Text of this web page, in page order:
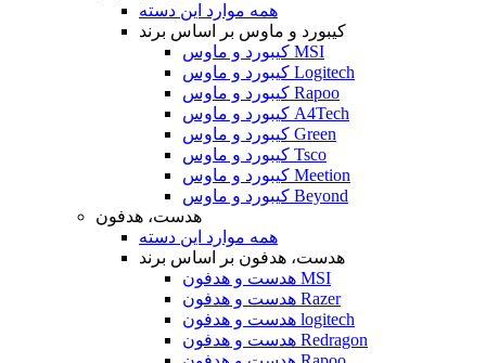
همه موارد این دسته
کیبورد و ماوس بر اساس برند
کیبورد و ماوس MSI
کیبورد و ماوس Logitech
کیبورد و ماوس Rapoo
کیبورد و ماوس A4Tech
کیبورد و ماوس Green
کیبورد و ماوس Tsco
کیبورد و ماوس Meetion
کیبورد و ماوس Beyond
هدست، هدفون
همه موارد این دسته
هدست، هدفون بر اساس برند
هدست و هدفون MSI
هدست و هدفون Razer
هدست و هدفون logitech
هدست و هدفون Redragon